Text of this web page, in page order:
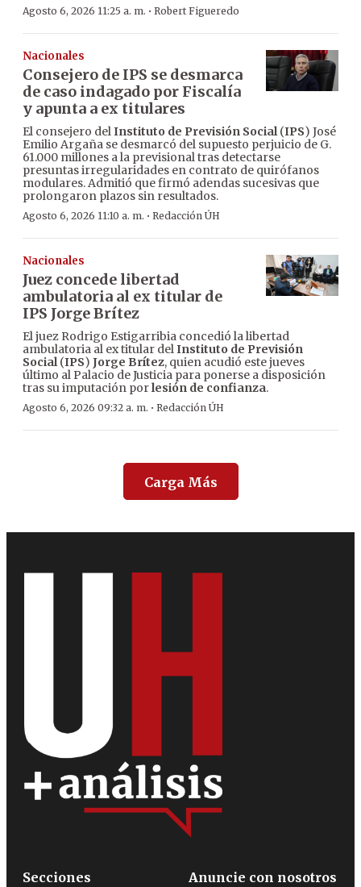
Agosto 6, 2026 11:25 a. m. · Robert Figueredo
Nacionales
Consejero de IPS se desmarca
de caso indagado por Fiscalía
y apunta a ex titulares
El consejero delInstituto de Previsión Social(IPS) José
Emilio Argaña se desmarcó del supuesto perjuicio de G.
61.000 millones a la previsional tras detectarse
presuntas irregularidades en contrato de quirófanos
modulares. Admitió que firmó adendas sucesivas que
prolongaron plazos sin resultados.
Agosto 6, 2026 11:10 a. m. · Redacción ÚH
Nacionales
Juez concede libertad
ambulatoria al ex titular de
IPS Jorge Brítez
El juez Rodrigo Estigarribia concedió la libertad
ambulatoria al ex titular delInstituto de Previsión
Social(IPS) Jorge Brítez, quien acudió este jueves
último al Palacio de Justicia para ponerse a disposición
tras su imputación porlesión de confianza.
Agosto 6, 2026 09:32 a. m. · Redacción ÚH
Carga Más
Secciones
Anuncie con nosotros